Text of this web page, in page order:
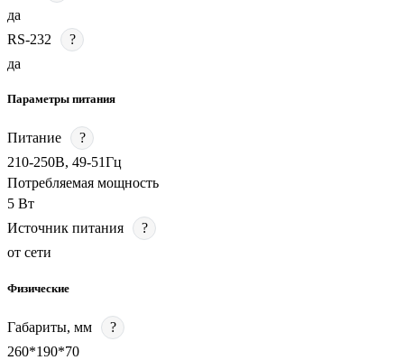
да
RS-232
?
да
Параметры питания
Питание
?
210-250В, 49-51Гц
Потребляемая мощность
5 Вт
Источник питания
?
от сети
Физические
Габариты, мм
?
260*190*70